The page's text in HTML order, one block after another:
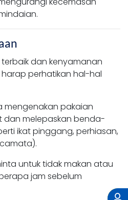
dan kenyamanan
perhatikan hal-hal
mengenakan pakaian
dan melepaskan benda-
ikat pinggang, perhiasan,
untuk tidak makan atau
jam sebelum